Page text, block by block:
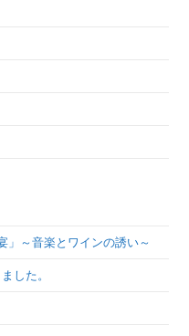
」～音楽とワインの誘い～
した。